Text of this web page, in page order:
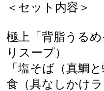
＜セット内容＞
極上「背脂うる
りスープ）
「塩そば（真鯛
食（具なしかけ